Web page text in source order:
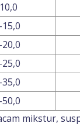
mikstur,